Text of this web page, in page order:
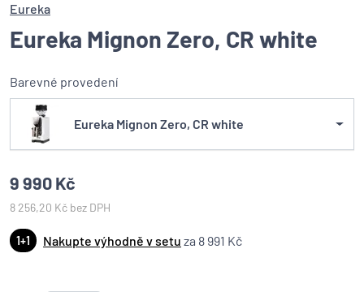
Eureka
Eureka Mignon Zero, CR white
Barevné provedení
Eureka Mignon Zero, CR white
9 990 Kč
1+1 Nakupte výhodně v setu za 8 991 Kč
8 256,20 Kč bez DPH